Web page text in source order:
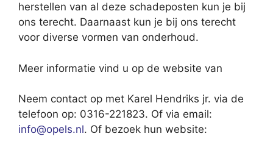
herstellen van al deze schadeposten kun je bij
ons terecht. Daarnaast kun je bij ons terecht
voor diverse vormen van onderhoud.
Meer informatie vind u op de website van
Neem contact op met Karel Hendriks jr. via de
telefoon op: 0316-221823. Of via email:
info@opels.nl. Of bezoek hun website: